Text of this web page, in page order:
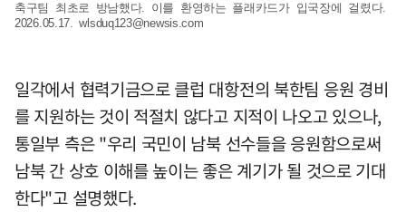
축구팀 최초로 방남했다. 이를 환영하는 플래카드가 입국장에 걸렸다.
2026.05.17.wlsduq123@newsis.com
일각에서 협력기금으로 클럽 대항전의 북한팀 응원 경비
를 지원하는 것이 적절치 않다고 지적이 나오고 있으나,
통일부 측은 "우리 국민이 남북 선수들을 응원함으로써
남북 간 상호 이해를 높이는 좋은 계기가 될 것으로 기대
한다"고 설명했다.